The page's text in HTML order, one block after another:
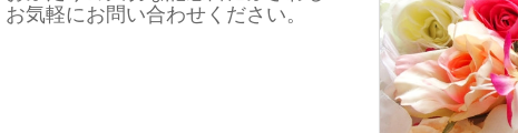
気軽にお問い合わせください。